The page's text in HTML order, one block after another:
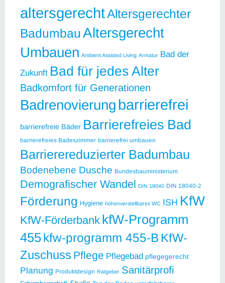
altersgerechtAltersgerechter
Badumbau Altersgerecht
Umbauen Ambient Assisted Living Armatur Bad der
Zukunft Bad für jedes Alter
Badkomfort für Generationen
Badrenovierung barrierefrei
barrierefreie Bäder Barrierefreies Bad
barrierefreies Badeszimmer barrierefrei umbauen
Barrierereduzierter Badumbau
Bodenebene Dusche Bundesbauministerium
Demografischer Wandel DIN 18040 DIN 18040-2
Förderung Hygiene höhenverstellbares WC ISH KfW
KfW-Förderbank kfW-Programm
455kfw-programm 455-B KfW-
Zuschuss Pflege Pflegebad pflegegerecht
Planung Produktdesign Ratgeber Sanitärprofi